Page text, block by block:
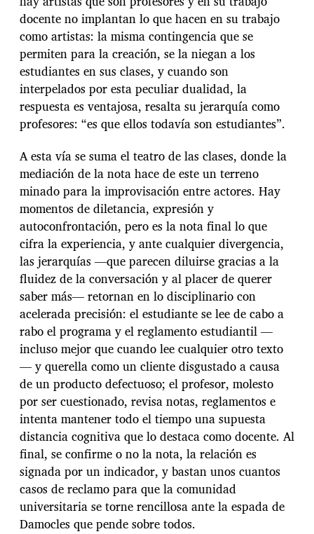
docente no implantan lo que hacen en su trabajo
como artistas: la misma contingencia que se
permiten para la creación, se la niegan a los
estudiantes en sus clases, y cuando son
interpelados por esta peculiar dualidad, la
respuesta es ventajosa, resalta su jerarquía como
profesores: “es que ellos todavía son estudiantes”.
A esta vía se suma el teatro de las clases, donde la
mediación de la nota hace de este un terreno
minado para la improvisación entre actores. Hay
momentos de diletancia, expresión y
autoconfrontación, pero es la nota final lo que
cifra la experiencia, y ante cualquier divergencia,
las jerarquías —que parecen diluirse gracias a la
fluidez de la conversación y al placer de querer
saber más— retornan en lo disciplinario con
acelerada precisión: el estudiante se lee de cabo a
rabo el programa y el reglamento estudiantil —
incluso mejor que cuando lee cualquier otro texto
— y querella como un cliente disgustado a causa
de un producto defectuoso; el profesor, molesto
por ser cuestionado, revisa notas, reglamentos e
intenta mantener todo el tiempo una supuesta
distancia cognitiva que lo destaca como docente. Al
final, se confirme o no la nota, la relación es
signada por un indicador, y bastan unos cuantos
casos de reclamo para que la comunidad
universitaria se torne rencillosa ante la espada de
Damocles que pende sobre todos.